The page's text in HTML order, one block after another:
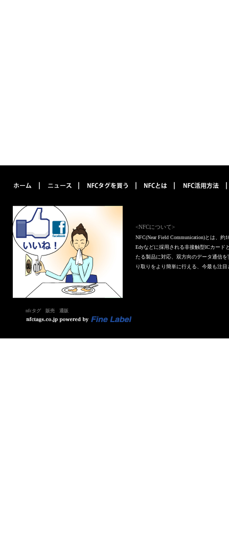
<NFCについて>
NFC(Near Field Communication)とは、
Edyなどに採用される非接触型ICカード
たる製品に対応、双方向のデータ通信
り取りをより簡単に行える、今最も注
nfcタグ 販売 通販